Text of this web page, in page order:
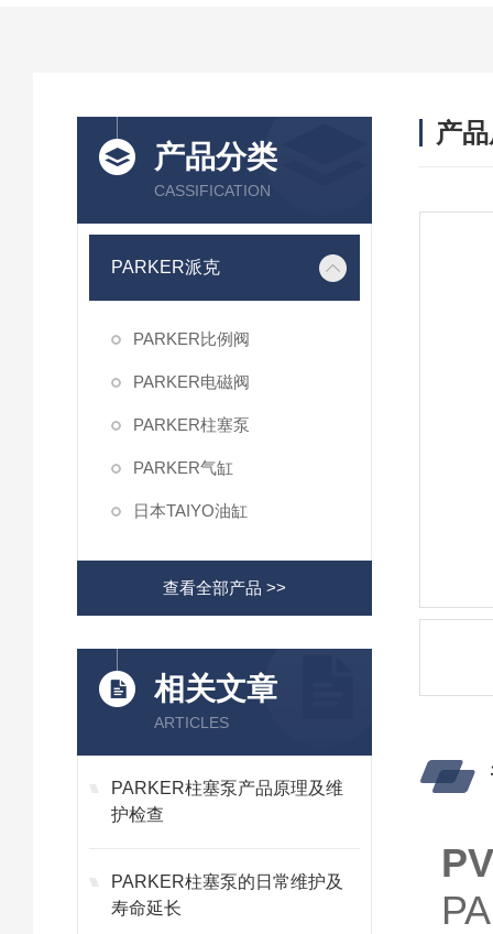
产品分类
CASSIFICATION
PARKER派克
PARKER比例阀
PARKER电磁阀
PARKER柱塞泵
PARKER气缸
日本TAIYO油缸
查看全部产品 >>
相关文章
ARTICLES
PARKER柱塞泵产品原理及维
护检查
PARKER柱塞泵的日常维护及
寿命延长
产